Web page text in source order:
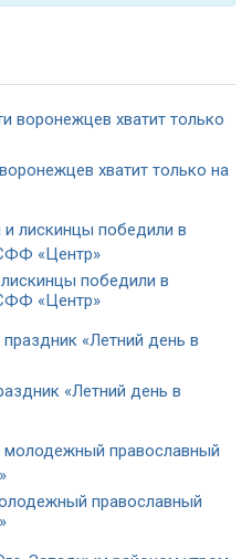
хватит только на
победили в
«Центр»
«Летний день в
православный